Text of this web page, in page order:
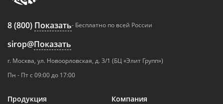
8 (800) Показать- Бесплатно по всей России
sirop@Показать
г. Москва, ул. Новоорловская, д. 3/1 (БЦ «Элит Групп»)
Пн - Пт с 09:00 до 17:00
Продукция Компания